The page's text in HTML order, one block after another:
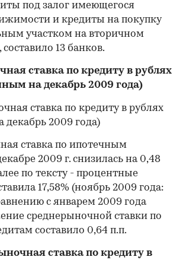
под залог имеющегося
и кредиты на покупку
участком на вторичном
13 банков.
ставка по кредиту в рублях
на декабрь 2009 года)
00:00
ставка по ипотечным
2009 г. снизилась на 0,48
по тексту - процентные
17,58% (ноябрь 2009 года:
с январем 2009 года
среднерыночной ставки по
составило 0,64 п.п.
ставка по кредиту в